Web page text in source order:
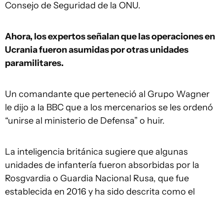
Consejo de Seguridad de la ONU.
Ahora, los expertos señalan que las operaciones en
Ucrania fueron asumidas por otras unidades
paramilitares.
Un comandante que perteneció al Grupo Wagner
le dijo a la BBC que a los mercenarios se les ordenó
“unirse al ministerio de Defensa” o huir.
La inteligencia británica sugiere que algunas
unidades de infantería fueron absorbidas por la
Rosgvardia o Guardia Nacional Rusa, que fue
establecida en 2016 y ha sido descrita como el